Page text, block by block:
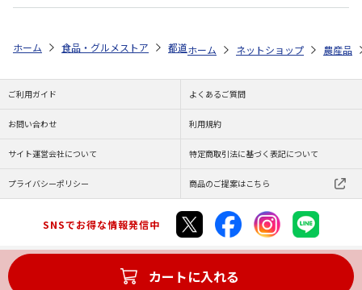
カートに入れる
ホーム 食品・グルメストア 都道府県から探す 山形県 種なしデ
ホーム ネットショップ 農産品
ご利用ガイド よくあるご質問
お問い合わせ 利用規約
サイト運営会社について 特定商取引法に基づく表記について
プライバシーポリシー 商品のご提案はこちら
SNSでお得な情報発信中
Copyright (C) JAPAN POST Co.,Ltd. All Rights Reserved.